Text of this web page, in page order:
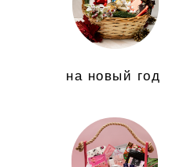
на новый год